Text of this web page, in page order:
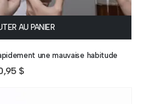
AU PANIER
une mauvaise habitude
$